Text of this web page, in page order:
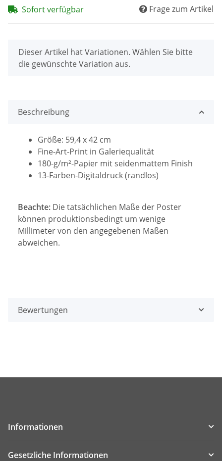
Sofort verfügbar Frage zum Artikel
x
Dieser Artikel hat Variationen. Wählen Sie bitte
die gewünschte Variation aus.
Beschreibung
Größe: 59,4 x 42 cm
Fine-Art-Print in Galeriequalität
180-g/m²-Papier mit seidenmattem Finish
13-Farben-Digitaldruck (randlos)
Beachte: Die tatsächlichen Maße der Poster
können produktionsbedingt um wenige
Millimeter von den angegebenen Maßen
abweichen.
Bewertungen
Informationen
Gesetzliche Informationen